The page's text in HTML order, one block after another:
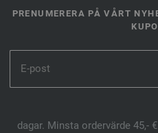
PRENUMERERA PÅ VÅRT
dagar. Minsta ordervärde 45,-